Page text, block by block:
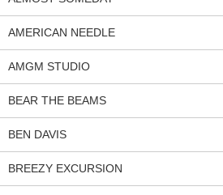
AMERICAN NEEDLE
AMGM STUDIO
BEAR THE BEAMS
BEN DAVIS
BREEZY EXCURSION